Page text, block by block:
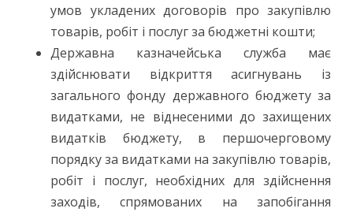
умов укладених договорів про закупівлю
товарів, робіт і послуг за бюджетні кошти;
Державна казначейська служба має
здійснювати відкриття асигнувань із
загального фонду державного бюджету за
видатками, не віднесеними до захищених
видатків бюджету, в першочерговому
порядку за видатками на закупівлю товарів,
робіт і послуг, необхідних для здійснення
заходів, спрямованих на запобігання